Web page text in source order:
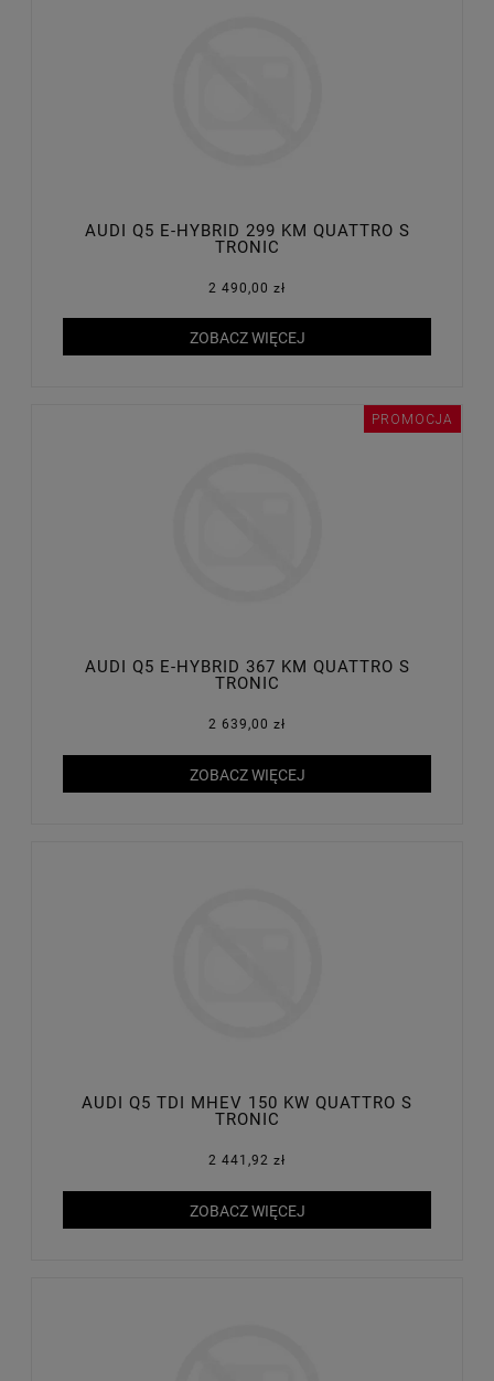
AUDI Q5 E-HYBRID 299 KM QUATTRO S
TRONIC
2 490,00 zł
ZOBACZ WIĘCEJ
AUDI Q5 E-HYBRID 367 KM QUATTRO S
TRONIC
2 639,00 zł
ZOBACZ WIĘCEJ
PROMOCJA
AUDI Q5 TDI MHEV 150 KW QUATTRO S
TRONIC
2 441,92 zł
ZOBACZ WIĘCEJ